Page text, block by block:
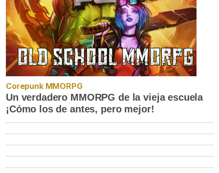
Corepunk MMORPG
Un verdadero MMORPG de la vieja escuela
¡Cómo los de antes, pero mejor!